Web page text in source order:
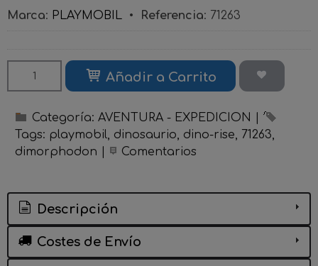
Marca: PLAYMOBIL • Referencia: 71263
Añadir a Carrito
Categoría: AVENTURA - EXPEDICION
Tags: playmobil dinosaurio dino-rise
71263
dimorphodon
Comentarios
Descripción
Costes de Envío